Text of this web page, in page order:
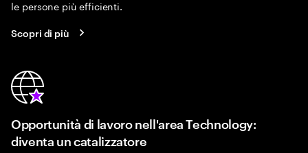
le persone più efficienti.
Scopri di più
Opportunità di lavoro nell'area Technology:
diventa un catalizzatore